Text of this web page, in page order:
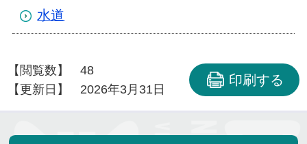
水道
【閲覧数】
48
【更新日】
2026年3月31日
印刷する